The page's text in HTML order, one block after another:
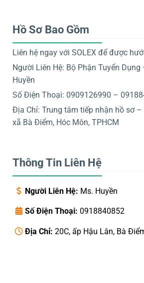
Hồ Sơ Bao Gồm
Liên hệ ngay với SOLEX để được
Người Liên Hệ: Bộ Phận Tuyển
Huyền
Số Điện Thoại: 0909126990 –
Địa Chỉ: Trung tâm tiếp nhận hồ sơ –
xã Bà Điểm, Hóc Môn, TPHCM
Thông Tin Liên Hệ
Người Liên Hệ: Ms. Huyền
Số Điện Thoại: 0918840852
Địa Chỉ: 20C, ấp Hậu Lân, Bà